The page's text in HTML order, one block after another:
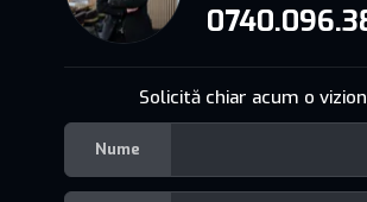
Solicită chiar acum o
Nume